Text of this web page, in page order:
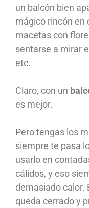
un balcón bien
mágico rincón en
macetas con
sentarse a mirar
etc.
Claro, con un
es mejor.
Pero tengas los
siempre te pasa
usarlo en
cálidos, y eso
demasiado calor.
queda cerrado y